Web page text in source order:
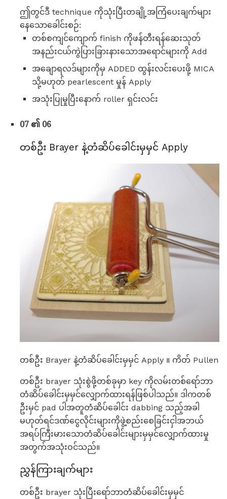
ဤတွင်ဒီ technique ကိုသုံးပြီးတချို့အကြံပေးချက်များ
နေသောခေါင်းစဉ်:
တစ်စကျင်ကျောက် finish ကိုဖန်တီးရန်ဆေးသုတ်
အနည်းငယ်ကွဲပြားခြားနားသောအရောင်များကို Add
အချောရလဒ်များကိုမှ ADDED ထွန်းလင်းပေးဖို့ MICA
သို့မဟုတ် pearlescent မှုန် Apply
အသုံးပြုမှုပြီးနောက် roller ရှင်းလင်း
07 ၏ 06
တစ်ဦး Brayer နဲ့တံဆိပ်ခေါင်းမှမှင် Apply
တစ်ဦး Brayer နဲ့တံဆိပ်ခေါင်းမှမှင် Apply ။ ကိတ် Pullen
တစ်ဦး brayer သုံးစွဲဖို့တစ်ခုမှာ key ကိုလမ်းတစ်ရော်ဘာ
တံဆိပ်ခေါင်းမှမှင်လျှောက်ထားရန်ဖြစ်ပါသည်။ ဒါကတစ်
ဦးမှင် pad ပါအတူတံဆိပ်ခေါင်း dabbing သည့်အခါ
မဟုတ်ရင်ဒဏ်ငွေလိုင်းများကိုဖွဲ့စည်းစေခြင်းငှါအဘယ်
အရပ်ကြီးမားသောတံဆိပ်ခေါင်းများမှမှင်လျှောက်ထားမှု
အတွက်အသုံးဝင်သည်။
ညွှန်ကြားချက်များ
တစ်ဦး brayer သုံးပြီးရော်ဘာတံဆိပ်ခေါင်းမှမှင်